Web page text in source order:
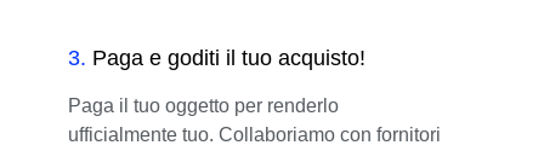
3. Paga e goditi il tuo acquisto!
Paga il tuo oggetto per renderlo
ufficialmente tuo. Collaboriamo con fornitori